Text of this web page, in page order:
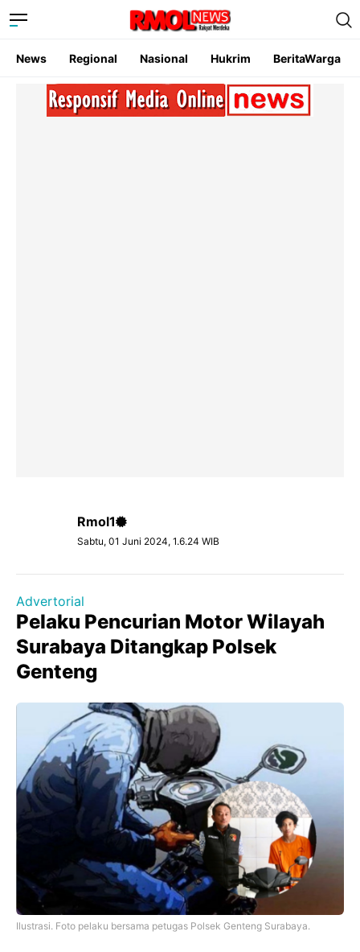
News Regional Nasional Hukrim BeritaWarga
Rmol1
Sabtu, 01 Juni 2024, 1.6.24 WIB
Advertorial
Pelaku Pencurian Motor Wilayah
Surabaya Ditangkap Polsek
Genteng
Ilustrasi. Foto pelaku bersama petugas Polsek Genteng Surabaya.